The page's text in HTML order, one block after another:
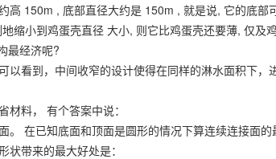
150m , 底部直径大约是 150m , 就是说, 它的底部
缩小到鸡蛋壳直径 大小, 则它比鸡蛋壳还要薄, 仅及
经济呢?
看到，中间收窄的设计使得在同样的淋水面积下，
料， 有个答案中说：
在已知底面和顶面是圆形的情况下算连续连接面的
状带来的最大好处是：